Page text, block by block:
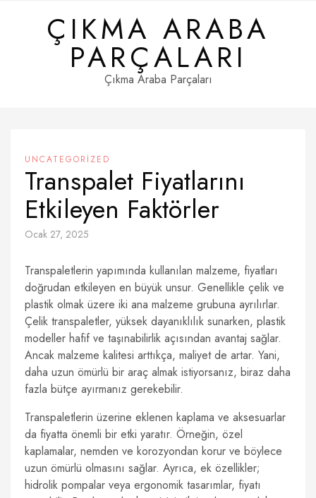
ÇIKMA ARABA
PARÇALARI
Çıkma Araba Parçaları
UNCATEGORIZED
Transpalet Fiyatlarını
Etkileyen Faktörler
Ocak 27, 2025
Transpaletlerin yapımında kullanılan malzeme, fiyatları
doğrudan etkileyen en büyük unsur. Genellikle çelik ve
plastik olmak üzere iki ana malzeme grubuna ayrılırlar.
Çelik transpaletler, yüksek dayanıklılık sunarken, plastik
modeller hafif ve taşınabilirlik açısından avantaj sağlar.
Ancak malzeme kalitesi arttıkça, maliyet de artar. Yani,
daha uzun ömürlü bir araç almak istiyorsanız, biraz daha
fazla bütçe ayırmanız gerekebilir.
Transpaletlerin üzerine eklenen kaplama ve aksesuarlar
da fiyatta önemli bir etki yaratır. Örneğin, özel
kaplamalar, nemden ve korozyondan korur ve böylece
uzun ömürlü olmasını sağlar. Ayrıca, ek özellikler;
hidrolik pompalar veya ergonomik tasarımlar, fiyatı